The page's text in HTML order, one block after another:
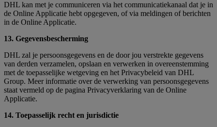
DHL kan met je communiceren via het communicatiekanaal dat je in
de Online Applicatie hebt opgegeven, of via meldingen of berichten
in de Online Applicatie.
13. Gegevensbescherming
DHL zal je persoonsgegevens en de door jou verstrekte gegevens
van derden verzamelen, opslaan en verwerken in overeenstemming
met de toepasselijke wetgeving en het Privacybeleid van DHL
Group. Meer informatie over de verwerking van persoonsgegevens
staat vermeld op de pagina Privacyverklaring van de Online
Applicatie.
14. Toepasselijk recht en jurisdictie